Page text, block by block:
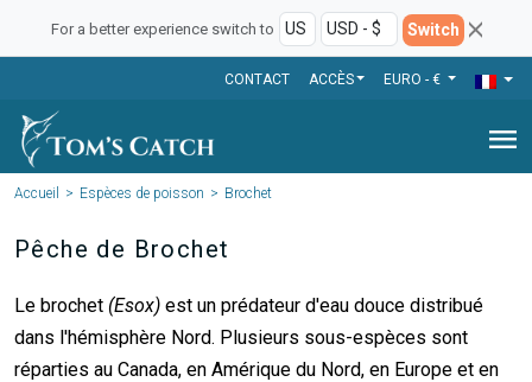
For a better experience switch to Switch
CONTACT ACCÈS EURO - €
menu
Accueil Espèces de poisson Brochet
Pêche de Brochet
Le brochet (Esox) est un prédateur d'eau douce distribué
dans l'hémisphère Nord. Plusieurs sous-espèces sont
réparties au Canada, en Amérique du Nord, en Europe et en